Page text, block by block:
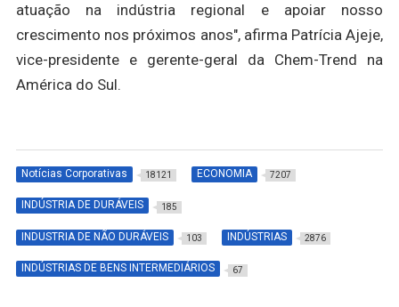
atuação na indústria regional e apoiar nosso
crescimento nos próximos anos", afirma Patrícia Ajeje,
vice-presidente e gerente-geral da Chem-Trend na
América do Sul.
Notícias Corporativas 18121 ECONOMIA 7207
INDÚSTRIA DE DURÁVEIS 185
INDUSTRIA DE NÃO DURÁVEIS 103 INDÚSTRIAS 2876
INDÚSTRIAS DE BENS INTERMEDIÁRIOS 67